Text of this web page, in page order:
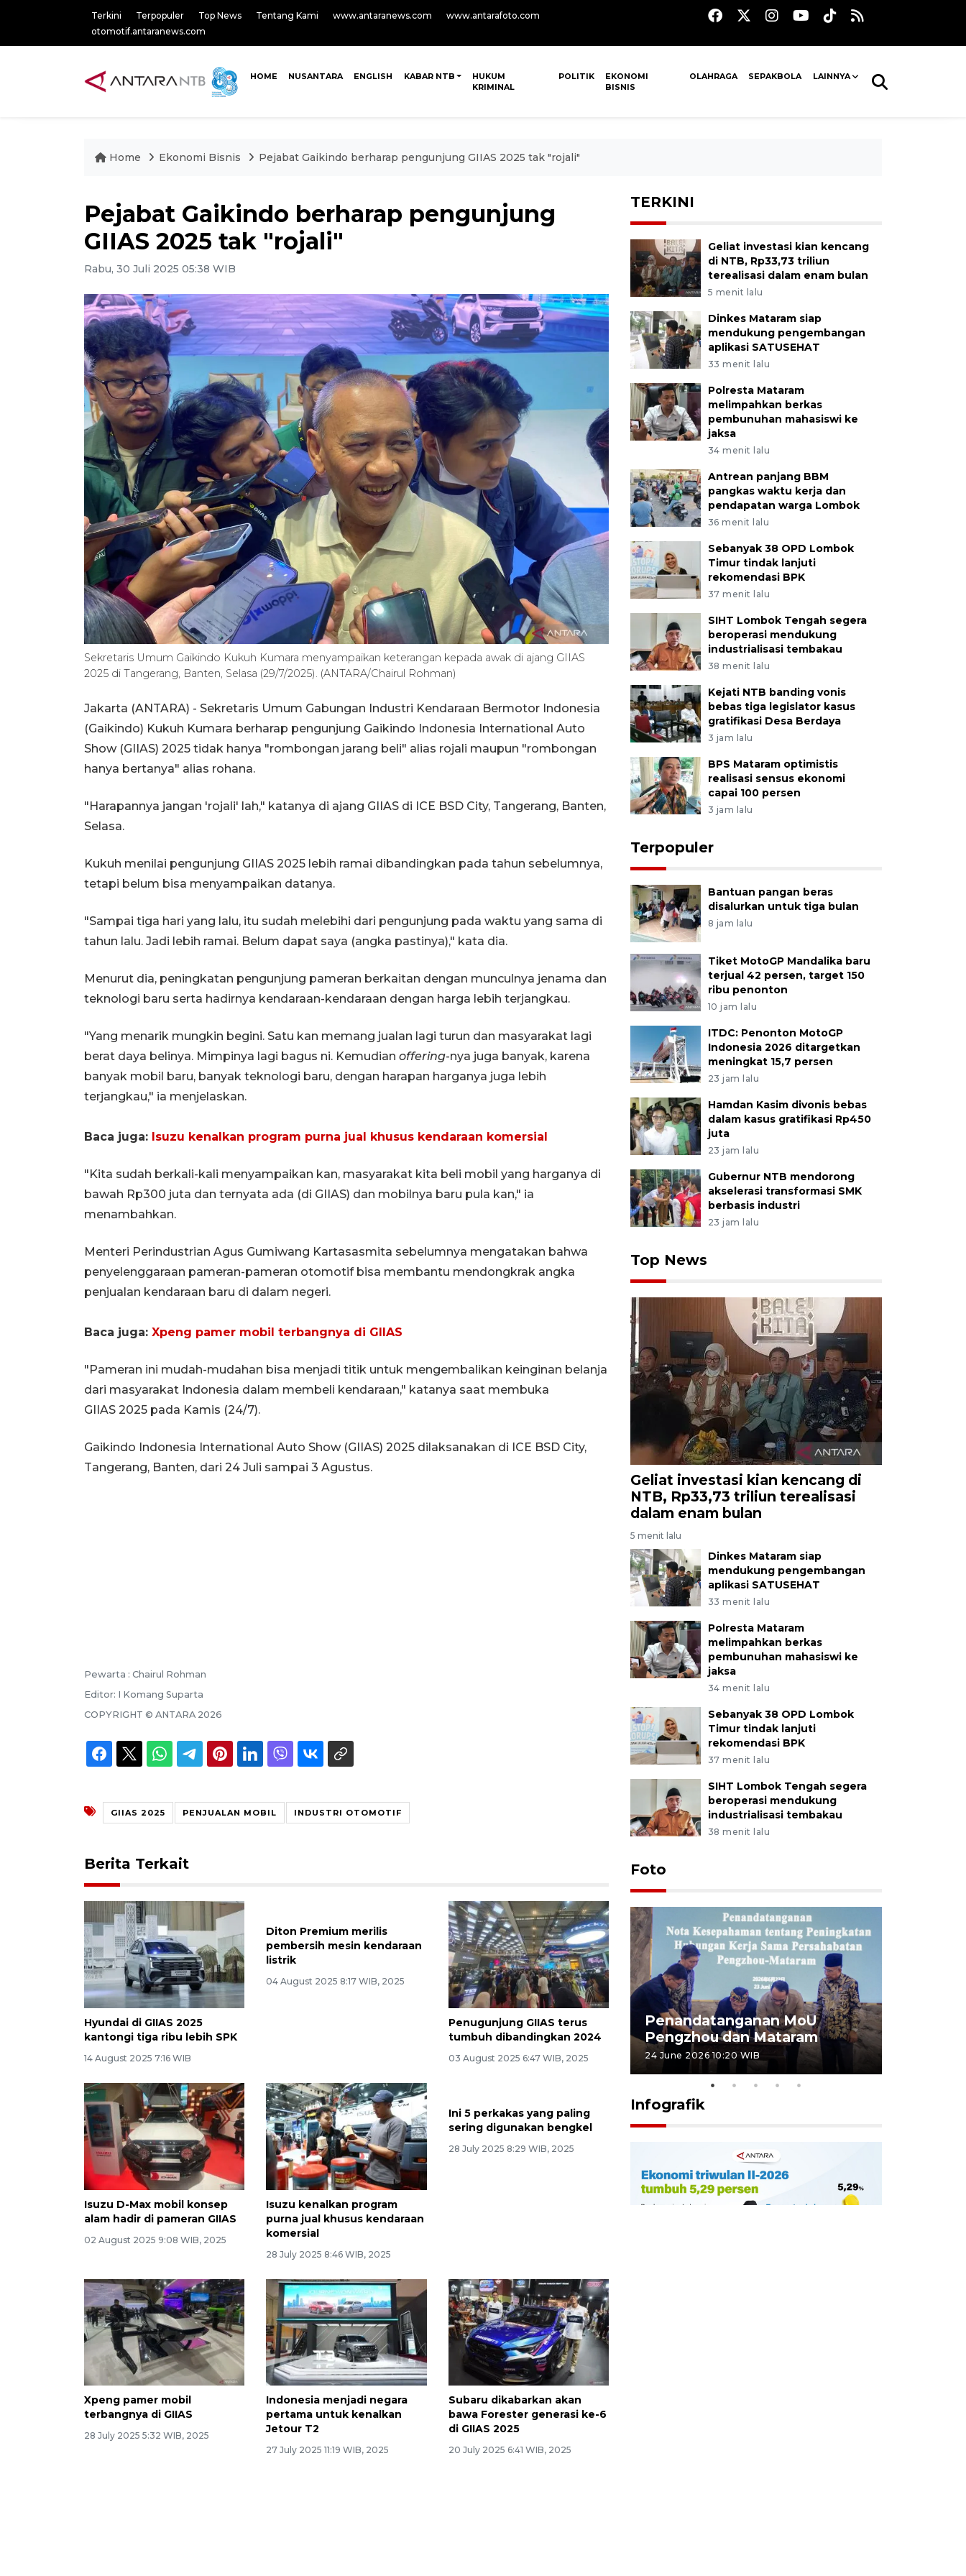
Terkini Terpopuler Top News Tentang Kami www.antaranews.com
www.antarafoto.com
otomotif.antaranews.com
HOME NUSANTARA ENGLISH KABAR NTB
HUKUM
KRIMINAL
POLITIK
EKONOMI
BISNIS
OLAHRAGA SEPAKBOLA LAINNYA
Home Ekonomi Bisnis Pejabat Gaikindo berharap pengunjung GIIAS 2025 tak "rojali"
Pejabat Gaikindo berharap pengunjung
GIIAS 2025 tak "rojali"
Rabu, 30 Juli 2025 05:38 WIB
Sekretaris Umum Gaikindo Kukuh Kumara menyampaikan keterangan kepada awak di ajang GIIAS
2025 di Tangerang, Banten, Selasa (29/7/2025). (ANTARA/Chairul Rohman)
Jakarta (ANTARA) - Sekretaris Umum Gabungan Industri Kendaraan Bermotor Indonesia
(Gaikindo) Kukuh Kumara berharap pengunjung Gaikindo Indonesia International Auto
Show (GIIAS) 2025 tidak hanya "rombongan jarang beli" alias rojali maupun "rombongan
hanya bertanya" alias rohana.
"Harapannya jangan 'rojali' lah," katanya di ajang GIIAS di ICE BSD City, Tangerang, Banten,
Selasa.
Kukuh menilai pengunjung GIIAS 2025 lebih ramai dibandingkan pada tahun sebelumnya,
tetapi belum bisa menyampaikan datanya.
"Sampai tiga hari yang lalu, itu sudah melebihi dari pengunjung pada waktu yang sama di
tahun lalu. Jadi lebih ramai. Belum dapat saya (angka pastinya)," kata dia.
Menurut dia, peningkatan pengunjung pameran berkaitan dengan munculnya jenama dan
teknologi baru serta hadirnya kendaraan-kendaraan dengan harga lebih terjangkau.
"Yang menarik mungkin begini. Satu kan memang jualan lagi turun dan masyarakat lagi
berat daya belinya. Mimpinya lagi bagus ni. Kemudian offering-nya juga banyak, karena
banyak mobil baru, banyak teknologi baru, dengan harapan harganya juga lebih
terjangkau," ia menjelaskan.
Baca juga: Isuzu kenalkan program purna jual khusus kendaraan komersial
"Kita sudah berkali-kali menyampaikan kan, masyarakat kita beli mobil yang harganya di
bawah Rp300 juta dan ternyata ada (di GIIAS) dan mobilnya baru pula kan," ia
menambahkan.
Menteri Perindustrian Agus Gumiwang Kartasasmita sebelumnya mengatakan bahwa
penyelenggaraan pameran-pameran otomotif bisa membantu mendongkrak angka
penjualan kendaraan baru di dalam negeri.
Baca juga: Xpeng pamer mobil terbangnya di GIIAS
"Pameran ini mudah-mudahan bisa menjadi titik untuk mengembalikan keinginan belanja
dari masyarakat Indonesia dalam membeli kendaraan," katanya saat membuka
GIIAS 2025 pada Kamis (24/7).
Gaikindo Indonesia International Auto Show (GIIAS) 2025 dilaksanakan di ICE BSD City,
Tangerang, Banten, dari 24 Juli sampai 3 Agustus.
Pewarta : Chairul Rohman
Editor: I Komang Suparta
COPYRIGHT © ANTARA 2026
GIIAS 2025 PENJUALAN MOBIL INDUSTRI OTOMOTIF
Berita Terkait
Hyundai di GIIAS 2025
kantongi tiga ribu lebih SPK
14 August 2025 7:16 WIB
Diton Premium merilis
pembersih mesin kendaraan
listrik
04 August 2025 8:17 WIB, 2025
Penugunjung GIIAS terus
tumbuh dibandingkan 2024
03 August 2025 6:47 WIB, 2025
Isuzu D-Max mobil konsep
alam hadir di pameran GIIAS
02 August 2025 9:08 WIB, 2025
Isuzu kenalkan program
purna jual khusus kendaraan
komersial
28 July 2025 8:46 WIB, 2025
Ini 5 perkakas yang paling
sering digunakan bengkel
28 July 2025 8:29 WIB, 2025
Xpeng pamer mobil
terbangnya di GIIAS
28 July 2025 5:32 WIB, 2025
Indonesia menjadi negara
pertama untuk kenalkan
Jetour T2
27 July 2025 11:19 WIB, 2025
Subaru dikabarkan akan
bawa Forester generasi ke-6
di GIIAS 2025
20 July 2025 6:41 WIB, 2025
TERKINI
Geliat investasi kian kencang
di NTB, Rp33,73 triliun
terealisasi dalam enam bulan
5 menit lalu
Dinkes Mataram siap
mendukung pengembangan
aplikasi SATUSEHAT
33 menit lalu
Polresta Mataram
melimpahkan berkas
pembunuhan mahasiswi ke
jaksa
34 menit lalu
Antrean panjang BBM
pangkas waktu kerja dan
pendapatan warga Lombok
36 menit lalu
Sebanyak 38 OPD Lombok
Timur tindak lanjuti
rekomendasi BPK
37 menit lalu
SIHT Lombok Tengah segera
beroperasi mendukung
industrialisasi tembakau
38 menit lalu
Kejati NTB banding vonis
bebas tiga legislator kasus
gratifikasi Desa Berdaya
3 jam lalu
BPS Mataram optimistis
realisasi sensus ekonomi
capai 100 persen
3 jam lalu
Terpopuler
Bantuan pangan beras
disalurkan untuk tiga bulan
8 jam lalu
Tiket MotoGP Mandalika baru
terjual 42 persen, target 150
ribu penonton
10 jam lalu
ITDC: Penonton MotoGP
Indonesia 2026 ditargetkan
meningkat 15,7 persen
23 jam lalu
Hamdan Kasim divonis bebas
dalam kasus gratifikasi Rp450
juta
23 jam lalu
Gubernur NTB mendorong
akselerasi transformasi SMK
berbasis industri
23 jam lalu
Top News
Geliat investasi kian kencang di
NTB, Rp33,73 triliun terealisasi
dalam enam bulan
5 menit lalu
Dinkes Mataram siap
mendukung pengembangan
aplikasi SATUSEHAT
33 menit lalu
Polresta Mataram
melimpahkan berkas
pembunuhan mahasiswi ke
jaksa
34 menit lalu
Sebanyak 38 OPD Lombok
Timur tindak lanjuti
rekomendasi BPK
37 menit lalu
SIHT Lombok Tengah segera
beroperasi mendukung
industrialisasi tembakau
38 menit lalu
Foto
Sidang putusan terdakwa
pembunuhan Brigadir Nurhadi
10 March 2026 12:55 WIB
Penandatanganan MoU
Pengzhou dan Mataram
24 June 2026 10:20 WIB
Infografik